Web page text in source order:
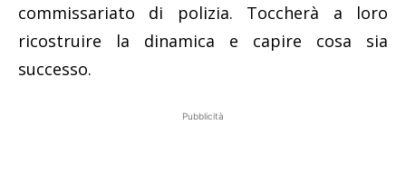
commissariato di polizia. Toccherà a loro
ricostruire la dinamica e capire cosa sia
successo.
Pubblicità